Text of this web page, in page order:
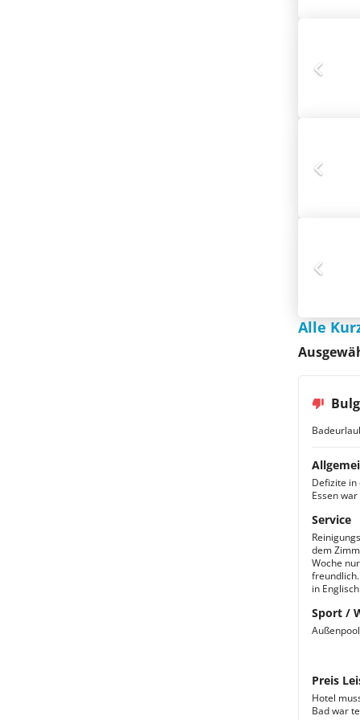
Alle
Defizite in
Essen
Service
dem
Woche
in
Sport /
Preis
Hotel
Bad war